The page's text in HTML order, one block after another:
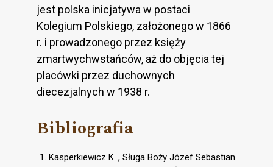
jest polska inicjatywa w postaci
Kolegium Polskiego, założonego w 1866
r. i prowadzonego przez księży
zmartwychwstańców, aż do objęcia tej
placówki przez duchownych
diecezjalnych w 1938 r.
Bibliografia
Kasperkiewicz K. , Sługa Boży Józef Sebastian